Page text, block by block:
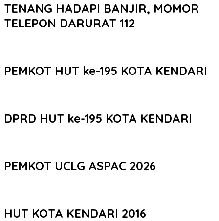
TENANG HADAPI BANJIR, MOMOR
TELEPON DARURAT 112
PEMKOT HUT ke-195 KOTA KENDARI
DPRD HUT ke-195 KOTA KENDARI
PEMKOT UCLG ASPAC 2026
HUT KOTA KENDARI 2016